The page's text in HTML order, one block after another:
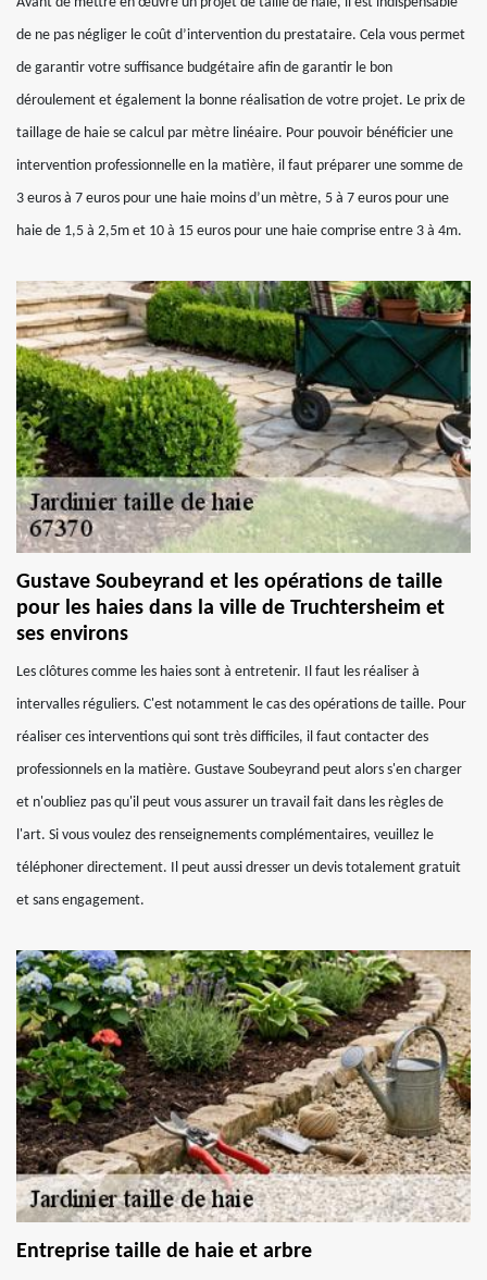
de ne pas négliger le coût d’intervention du prestataire. Cela vous permet
de garantir votre suffisance budgétaire afin de garantir le bon
déroulement et également la bonne réalisation de votre projet. Le prix de
taillage de haie se calcul par mètre linéaire. Pour pouvoir bénéficier une
intervention professionnelle en la matière, il faut préparer une somme de
3 euros à 7 euros pour une haie moins d’un mètre, 5 à 7 euros pour une
haie de 1,5 à 2,5m et 10 à 15 euros pour une haie comprise entre 3 à 4m.
Gustave Soubeyrand et les opérations de taille
pour les haies dans la ville de Truchtersheim et
ses environs
Les clôtures comme les haies sont à entretenir. Il faut les réaliser à
intervalles réguliers. C'est notamment le cas des opérations de taille. Pour
réaliser ces interventions qui sont très difficiles, il faut contacter des
professionnels en la matière. Gustave Soubeyrand peut alors s'en charger
et n'oubliez pas qu'il peut vous assurer un travail fait dans les règles de
l'art. Si vous voulez des renseignements complémentaires, veuillez le
téléphoner directement. Il peut aussi dresser un devis totalement gratuit
et sans engagement.
Entreprise taille de haie et arbre